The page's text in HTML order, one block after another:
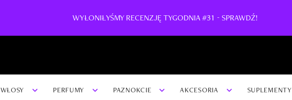
WYŁONIŁYŚMY RECENZJĘ TYGODNIA #31 - SPRAWDŹ!
WŁOSY PERFUMY PAZNOKCIE AKCESORIA SUPLEMENTY